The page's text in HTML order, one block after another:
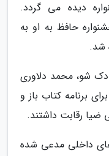
دیده می گردد.
حافظ به او به
شد.
شو، محمد دلاوری
صحت برای برنامه کتاب باز و
ضیا رقابت داشتند.
داخلی مدعی شده